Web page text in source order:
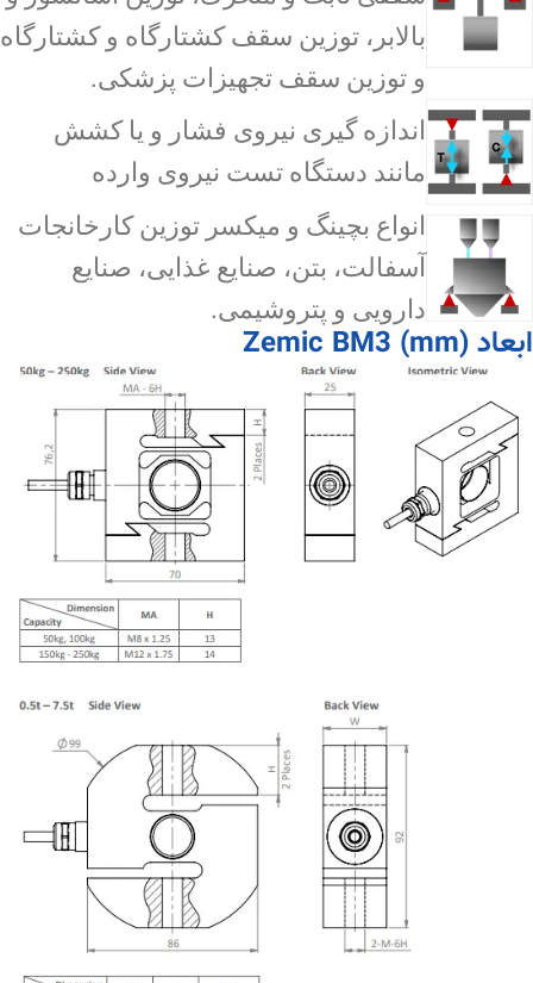
بالابر، توزین سقف کشتارگاه و کشتارگاه
و توزین سقف تجهیزات پزشکی.
اندازه گیری نیروی فشار و یا کشش
مانند دستگاه تست نیروی وارده
انواع بچینگ و میکسر توزین کارخانجات
آسفالت، بتن، صنایع غذایی، صنایع
دارویی و پتروشیمی.
ابعاد Zemic BM3 (mm)